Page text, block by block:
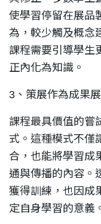
使學習停留在展品
為，較少觸及概念
課程需要引導學生
正內化為知識。
3 、策展作為成果
課程最具價值的嘗
式。這種模式不僅
合，也能將學習成
通與傳播的內容。
獲得訓練，也因成
定自身學習的意義